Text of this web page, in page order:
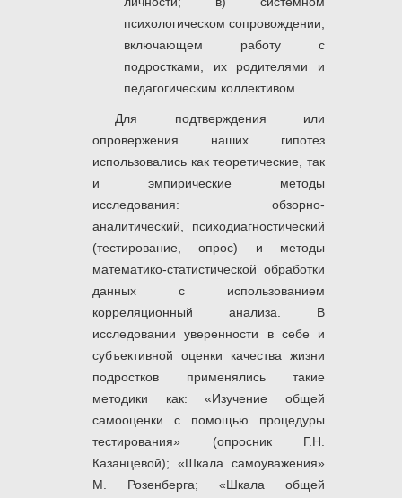
психологическом сопровождении,
включающем работу с
подростками, их родителями и
педагогическим коллективом.
Для подтверждения или
опровержения наших гипотез
использовались как теоретические, так
и эмпирические методы
исследования: обзорно-
аналитический, психодиагностический
(тестирование, опрос) и методы
математико-статистической обработки
данных с использованием
корреляционный анализа. В
исследовании уверенности в себе и
субъективной оценки качества жизни
подростков применялись такие
методики как: «Изучение общей
самооценки с помощью процедуры
тестирования» (опросник Г.Н.
Казанцевой); «Шкала самоуважения»
М. Розенберга; «Шкала общей